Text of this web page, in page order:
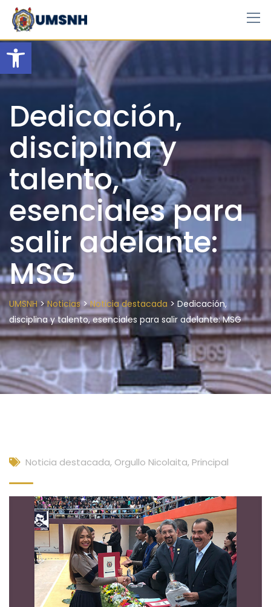
Open toolbar
Skip
content
Dedicación,
disciplina y
talento,
esenciales para
salir adelante:
MSG
UMSNH>Noticias>Noticia destacada > Dedicación,
disciplina y talento, esenciales para salir adelante: MSG
Noticia destacada, Orgullo Nicolaita, Principal